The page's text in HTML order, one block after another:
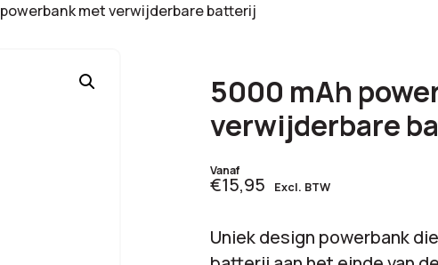
flessen
Beurzen en
Val op met je logo
met verwijderbare batterij
5000 mAh
verwijderbare
Vanaf
€15,95 Excl. BTW
Uniek design powerbank